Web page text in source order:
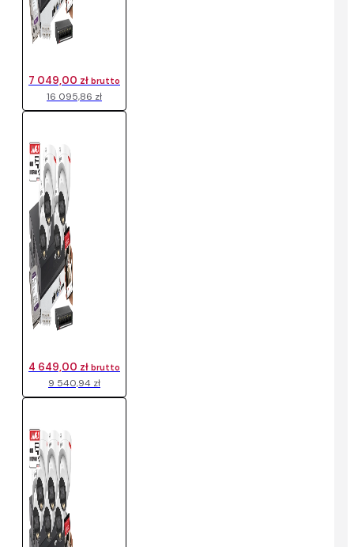
16 095,86 zł
7 049,00 zł brutto
9 540,94 zł
4 649,00 zł brutto